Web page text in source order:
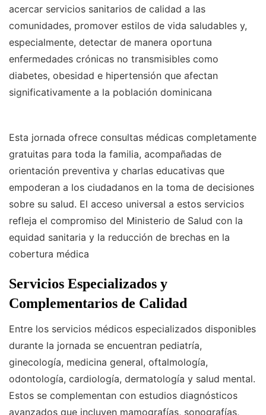
acercar servicios sanitarios de calidad a las
comunidades, promover estilos de vida saludables y,
especialmente, detectar de manera oportuna
enfermedades crónicas no transmisibles como
diabetes, obesidad e hipertensión que afectan
significativamente a la población dominicana
Esta jornada ofrece consultas médicas completamente
gratuitas para toda la familia, acompañadas de
orientación preventiva y charlas educativas que
empoderan a los ciudadanos en la toma de decisiones
sobre su salud. El acceso universal a estos servicios
refleja el compromiso del Ministerio de Salud con la
equidad sanitaria y la reducción de brechas en la
cobertura médica
Servicios Especializados y
Complementarios de Calidad
Entre los servicios médicos especializados disponibles
durante la jornada se encuentran pediatría,
ginecología, medicina general, oftalmología,
odontología, cardiología, dermatología y salud mental.
Estos se complementan con estudios diagnósticos
avanzados que incluyen mamografías, sonografías,